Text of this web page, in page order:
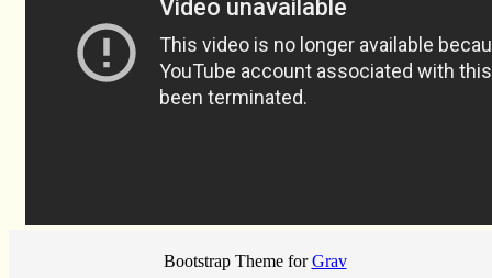
Bootstrap Theme forGrav